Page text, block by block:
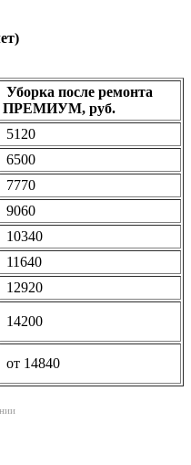
Уборка после ремонта
ПРЕМИУМ, руб.
5120
6500
7770
9060
10340
11640
12920
14200
от 14840